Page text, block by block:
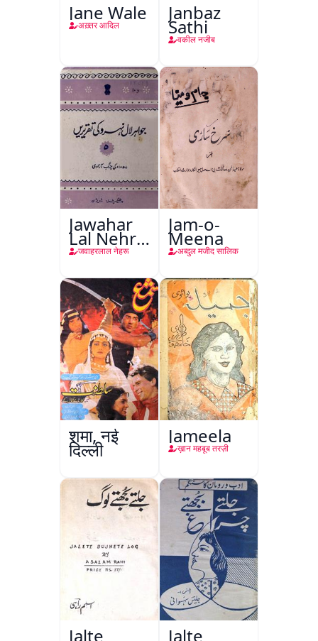
Jane Wale
अख़्तर आदिल
Janbaz
Sathi
वकील नजीब
Jawahar
Lal Nehru
Ki
(Jang-e-
Azadi)
जवाहरलाल नेहरू
Jam-o-
Meena
अब्दुल मजीद सालिक
शमा, नई
दिल्ली
Jameela
ख़ान महबूब तरज़ी
Jalte Jalte